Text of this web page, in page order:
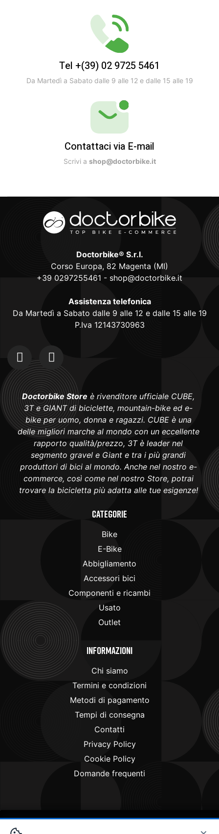
Tel +(39) 02 9725 5461
Da Martedì a Sabato dalle 9 alle 12 e dalle 15 alle 19
Contattaci via E-mail
Scrivi a shop@doctorbike.it
Doctorbike® S.r.l.
Corso Europa, 82 Magenta (MI)
+39 0297255461 - shop@doctorbike.it
Assistenza telefonica
Da Martedì a Sabato dalle 9 alle 12 e dalle 15 alle 19
P.Iva 12143730963
Doctorbike Store è rivenditore ufficiale CUBE,
3T e GIANT di biciclette, mountain-bike ed e-
bike per uomo, donna e ragazzi. CUBE è una
delle migliori marche al mondo con un eccellente
rapporto qualità/prezzo, 3T è leader nel
segmento gravel e Giant e tra i più grandi
produttori di bici al mondo. Anche nel nostro e-
commerce, così come nel nostro Store, potrai
trovare la bicicletta più adatta alle tue esigenze!
Categorie
Bike
E-Bike
Abbigliamento
Accessori bici
Componenti e ricambi
Usato
Outlet
Informazioni
Chi siamo
Termini e condizioni
Metodi di pagamento
Tempi di consegna
Contatti
Privacy Policy
Cookie Policy
Domande frequenti
Copyright © 2024 . All rights reserved